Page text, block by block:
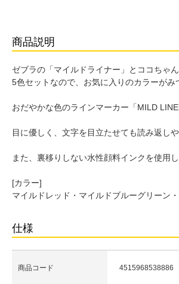
商品説明
ゼブラの「マイルドライナー」とココちゃ
5色セットなので、お気に入りのカラーがみ
おだやかな色のラインマーカー「MILD
目に優しく、文字を目立たせても読み返し
また、裏移りしない水性顔料インクを使用し
[カラー]
マイルドレッド・マイルドブルーグリーン
仕様
商品コード 4515968538886